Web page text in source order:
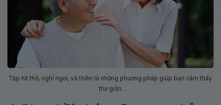
Tập hít thở, nghỉ ngơi, và thiền là những phương pháp giúp bạn cảm thấy
thư giãn.